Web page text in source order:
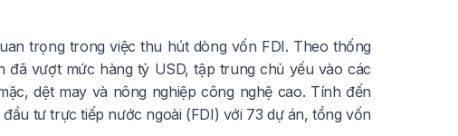
trọng trong việc thu hút dòng vốn FDI. Theo thống
vượt mức hàng tỷ USD, tập trung chủ yếu vào các
dệt may và nông nghiệp công nghệ cao. Tính đến
tư trực tiếp nước ngoài (FDI) với 73 dự án, tổng vốn